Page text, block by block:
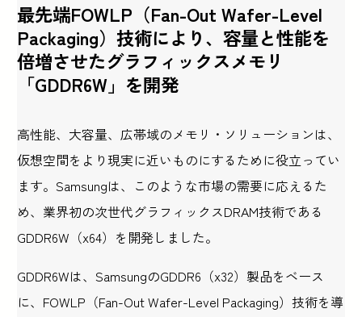
最先端FOWLP（Fan-Out Wafer-Level
Packaging）技術により、容量と性能を
倍増させたグラフィックスメモリ
「GDDR6W」を開発
高性能、大容量、広帯域のメモリ・ソリューションは、
仮想空間をより現実に近いものにするために役立ってい
ます。Samsungは、このような市場の需要に応えるた
め、業界初の次世代グラフィックスDRAM技術である
GDDR6W（x64）を開発しました。
GDDR6Wは、SamsungのGDDR6（x32）製品をベース
に、FOWLP（Fan-Out Wafer-Level Packaging）技術を導